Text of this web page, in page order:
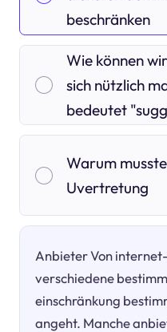
beschränken
Wie können
sich nützlich
bedeutet
Warum
Uvertretung
Anbieter Von
verschiedene
einschränkung
angeht. Manche